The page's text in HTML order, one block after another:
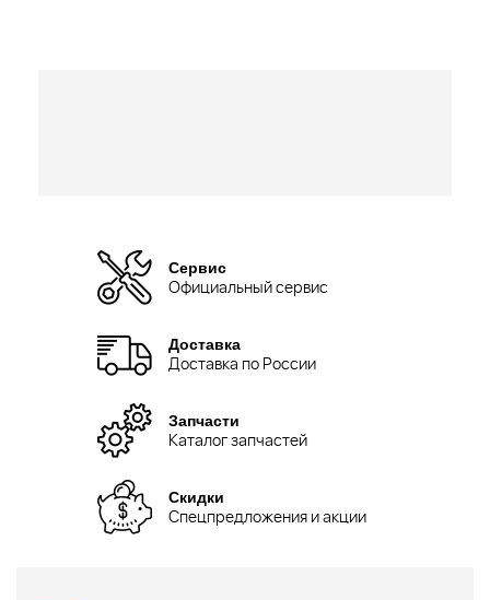
Сервис
Официальный сервис
Доставка
Доставка по России
Запчасти
Каталог запчастей
Скидки
Спецпредложения и акции